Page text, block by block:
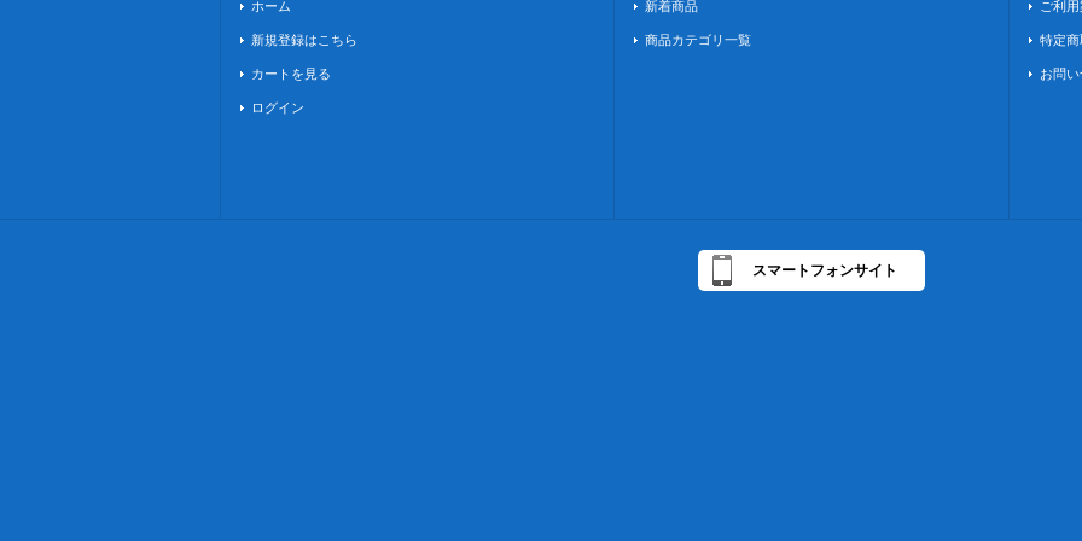
ホーム
新規登録はこちら
カートを見る
ログイン
新着商品
商品カテゴリ一覧
ご利
特定
お問
スマートフォンサイト